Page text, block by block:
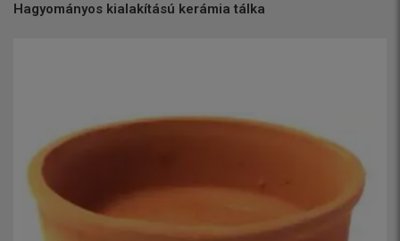
Hagyományos kialakítású kerámia tálka